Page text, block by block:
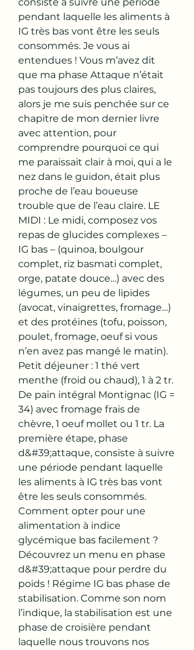
pendant laquelle les aliments à
IG très bas vont être les seuls
consommés. Je vous ai
entendues ! Vous m’avez dit
que ma phase Attaque n’était
pas toujours des plus claires,
alors je me suis penchée sur ce
chapitre de mon dernier livre
avec attention, pour
comprendre pourquoi ce qui
me paraissait clair à moi, qui a le
nez dans le guidon, était plus
proche de l’eau boueuse
trouble que de l’eau claire. LE
MIDI : Le midi, composez vos
repas de glucides complexes –
IG bas – (quinoa, boulgour
complet, riz basmati complet,
orge, patate douce…) avec des
légumes, un peu de lipides
(avocat, vinaigrettes, fromage…)
et des protéines (tofu, poisson,
poulet, fromage, oeuf si vous
n’en avez pas mangé le matin).
Petit déjeuner : 1 thé vert
menthe (froid ou chaud), 1 à 2 tr.
De pain intégral Montignac (IG =
34) avec fromage frais de
chèvre, 1 oeuf mollet ou 1 tr. La
première étape, phase
d&#39;attaque, consiste à suivre
une période pendant laquelle
les aliments à IG très bas vont
être les seuls consommés.
Comment opter pour une
alimentation à indice
glycémique bas facilement ?
Découvrez un menu en phase
d&#39;attaque pour perdre du
poids ! Régime IG bas phase de
stabilisation. Comme son nom
l’indique, la stabilisation est une
phase de croisière pendant
laquelle nous trouvons nos